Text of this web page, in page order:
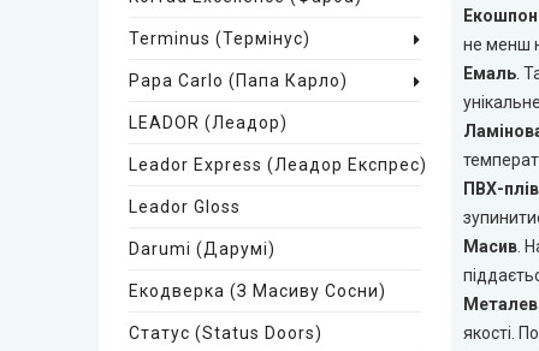
Qdoors (Кью Дорс)
Двері України
REDFORT (Редфорт)
Terminus (Термінус)
Papa Carlo (Папа Карло)
LEADOR (Леадор)
Leador Express (Леадор Експрес)
Leador Gloss
Darumi (Дарумі)
Екодверка (з Масиву Сосни)
Статус (Status Doors)
Екошпон
не менш
Емаль.
ПВХ-
Масив.
якості.